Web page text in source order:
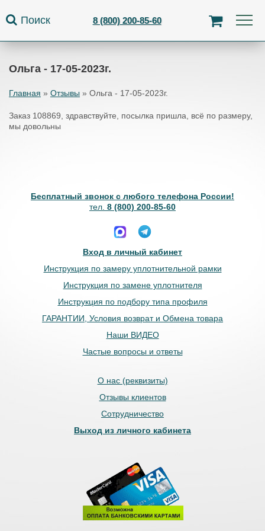
Поиск 8 (800) 200-85-60
Ольга - 17-05-2023г.
Вы здесь
Главная » Отзывы » Ольга - 17-05-2023г.
Заказ 108869, здравствуйте, посылка пришла, всё по размеру,
мы довольны
Бесплатный звонок с любого телефона России!
тел. 8 (800) 200-85-60
Вход в личный кабинет
Инструкция по замеру уплотнительной рамки
Инструкция по замене уплотнителя
Инструкция по подбору типа профиля
ГАРАНТИИ, Условия возврат и Обмена товара
Наши ВИДЕО
Частые вопросы и ответы
О нас (реквизиты)
Отзывы клиентов
Сотрудничество
Выход из личного кабинета